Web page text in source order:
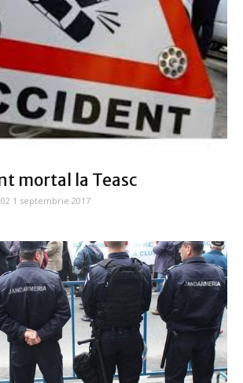
mortal la Teasc
1 septembrie 2017